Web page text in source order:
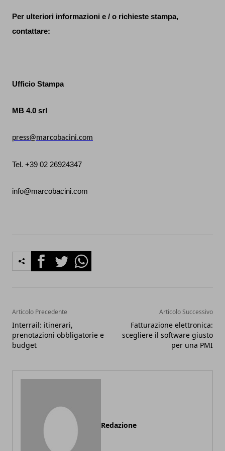
Per ulteriori informazioni e / o richieste stampa,
contattare:
Ufficio Stampa
MB 4.0 srl
press@marcobacini.com
Tel. +39 02 26924347
info@marcobacini.com
FacebookTwitterWhatsapp
Articolo Precedente
Interrail: itinerari,
prenotazioni obbligatorie e
budget
Articolo Successivo
Fatturazione elettronica:
scegliere il software giusto
per una PMI
Redazione